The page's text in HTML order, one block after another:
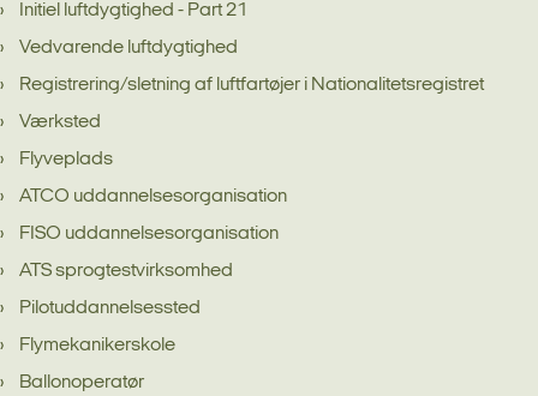
Initiel luftdygtighed - Part 21
Vedvarende luftdygtighed
Registrering/sletning af luftfartøjer i Nationalitetsregistret
Værksted
Flyveplads
ATCO uddannelsesorganisation
FISO uddannelsesorganisation
ATS sprogtestvirksomhed
Pilotuddannelsessted
Flymekanikerskole
Ballonoperatør